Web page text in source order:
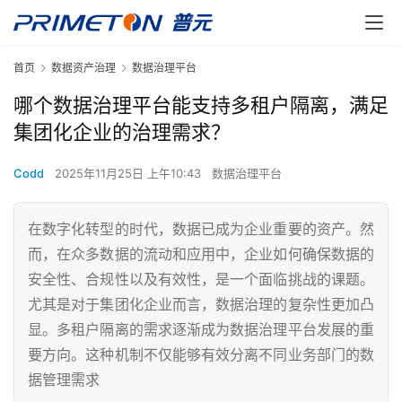
首页 数据资产治理 数据治理平台
哪个数据治理平台能支持多租户隔离，满足
集团化企业的治理需求？
Codd 2025年11月25日 上午10:43 数据治理平台
在数字化转型的时代，数据已成为企业重要的资产。然
而，在众多数据的流动和应用中，企业如何确保数据的
安全性、合规性以及有效性，是一个面临挑战的课题。
尤其是对于集团化企业而言，数据治理的复杂性更加凸
显。多租户隔离的需求逐渐成为数据治理平台发展的重
要方向。这种机制不仅能够有效分离不同业务部门的数
据管理需求